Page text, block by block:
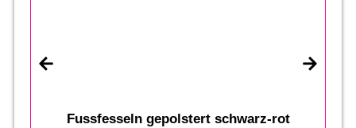
Fussfesseln gepolstert schwarz-rot